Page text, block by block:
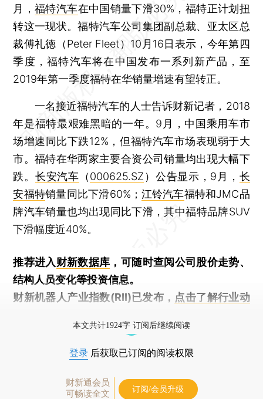
月，福特汽车在中国销量下滑30%，福特正计划扭
转这一现状。福特汽车公司集团副总裁、亚太区总
裁傅礼徳（Peter Fleet）10月16日表示，今年第四
季度，福特汽车将在中国发布一系列新产品，至
2019年第一季度福特在华销量增速有望转正。
一名接近福特汽车的人士告诉财新记者，2018
年是福特最艰难黑暗的一年。9月，中国乘用车市
场增速同比下跌12%，但福特汽车市场表现弱于大
市。福特在华两家主要合资公司销量均出现大幅下
跌。 长安汽车 （000625.SZ ）公告显示，9月， 长
安福特销量同比下滑60%； 江铃汽车福特和JMC品
牌汽车销量也均出现同比下滑，其中福特品牌SUV
下滑幅度近40%。
推荐进入财新数据库 ，可随时查阅公司股价走势、
结构人员变化等投资信息。
财新机器人产业指数(RII)已发布， 点击了解行业动
本文共计1924字 订阅后继续阅读
登录 后获取已订阅的阅读权限
财新通会员
可畅读全文
订阅/会员升级